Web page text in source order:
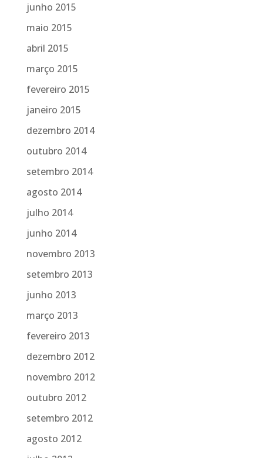
junho 2015
maio 2015
abril 2015
março 2015
fevereiro 2015
janeiro 2015
dezembro 2014
outubro 2014
setembro 2014
agosto 2014
julho 2014
junho 2014
novembro 2013
setembro 2013
junho 2013
março 2013
fevereiro 2013
dezembro 2012
novembro 2012
outubro 2012
setembro 2012
agosto 2012